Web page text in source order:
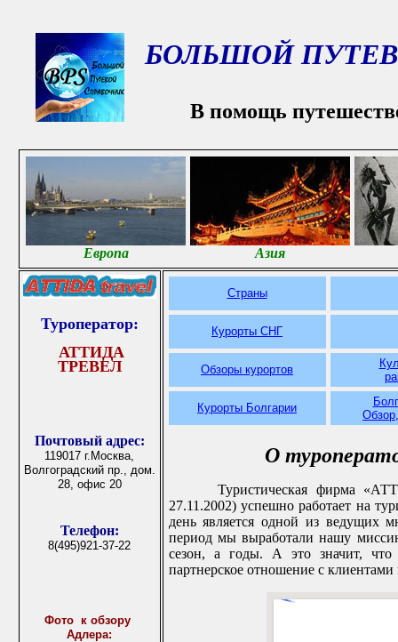
БОЛЬШОЙ
В помощь
Европа Азия
Туроператор:
АТТИДА
ТРЕВЕЛ
Почтовый адрес:
119017 г.Москва,
Волгоградский пр., дом.
28, офис 20
Телефон:
8(495)921-37-22
Фото к обзору
Адлера:
Страны
Курорты СНГ
Обзоры курортов
Курорты Болгарии
О
Туристическая фирма
27.11.2002) успешно работает на
день является одной из ведущих
период мы выработали нашу
сезон, а годы. А это значит,
партнерское отношение с клиентами